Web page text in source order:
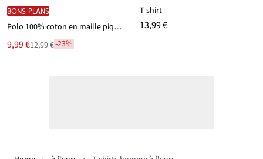
BONS PLANS
Polo 100% coton en maille piquée
Le
nouveau
9,99 €
Remise12,99 €-23%
T-shirt
13,99 €